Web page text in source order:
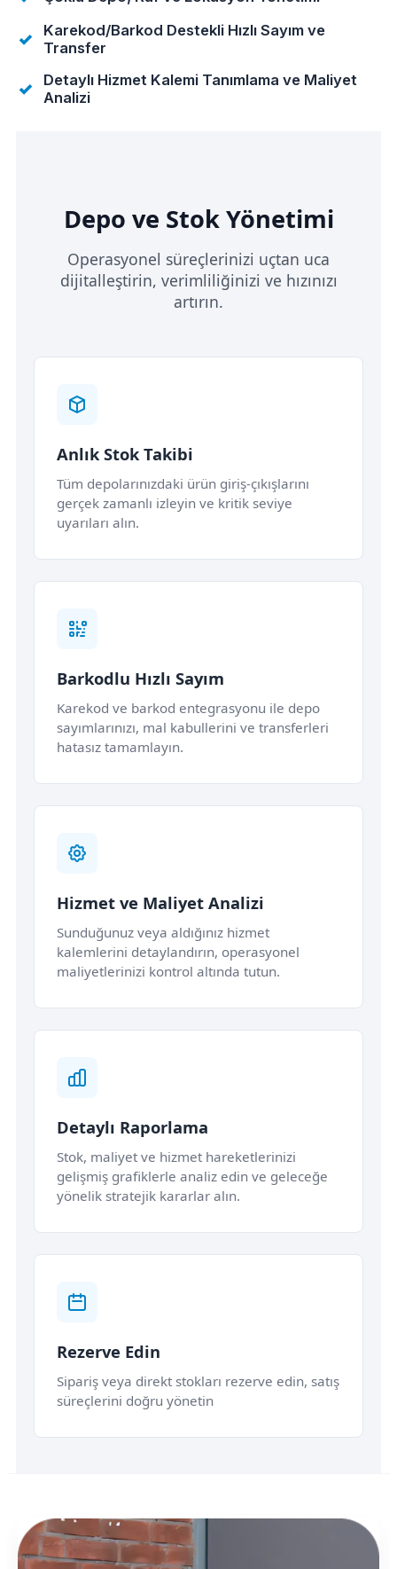
Karekod/Barkod Destekli Hızlı Sayım ve
Transfer
Detaylı Hizmet Kalemi Tanımlama ve Maliyet
Analizi
Depo ve Stok Yönetimi
Operasyonel süreçlerinizi uçtan uca
dijitalleştirin, verimliliğinizi ve hızınızı
artırın.
Anlık Stok Takibi
Tüm depolarınızdaki ürün giriş-çıkışlarını
gerçek zamanlı izleyin ve kritik seviye
uyarıları alın.
Barkodlu Hızlı Sayım
Karekod ve barkod entegrasyonu ile depo
sayımlarınızı, mal kabullerini ve transferleri
hatasız tamamlayın.
Hizmet ve Maliyet Analizi
Sunduğunuz veya aldığınız hizmet
kalemlerini detaylandırın, operasyonel
maliyetlerinizi kontrol altında tutun.
Detaylı Raporlama
Stok, maliyet ve hizmet hareketlerinizi
gelişmiş grafiklerle analiz edin ve geleceğe
yönelik stratejik kararlar alın.
Rezerve Edin
Sipariş veya direkt stokları rezerve edin, satış
süreçlerini doğru yönetin